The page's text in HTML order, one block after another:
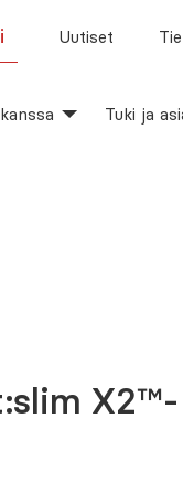
Uutiset
Tuki ja
X2™-